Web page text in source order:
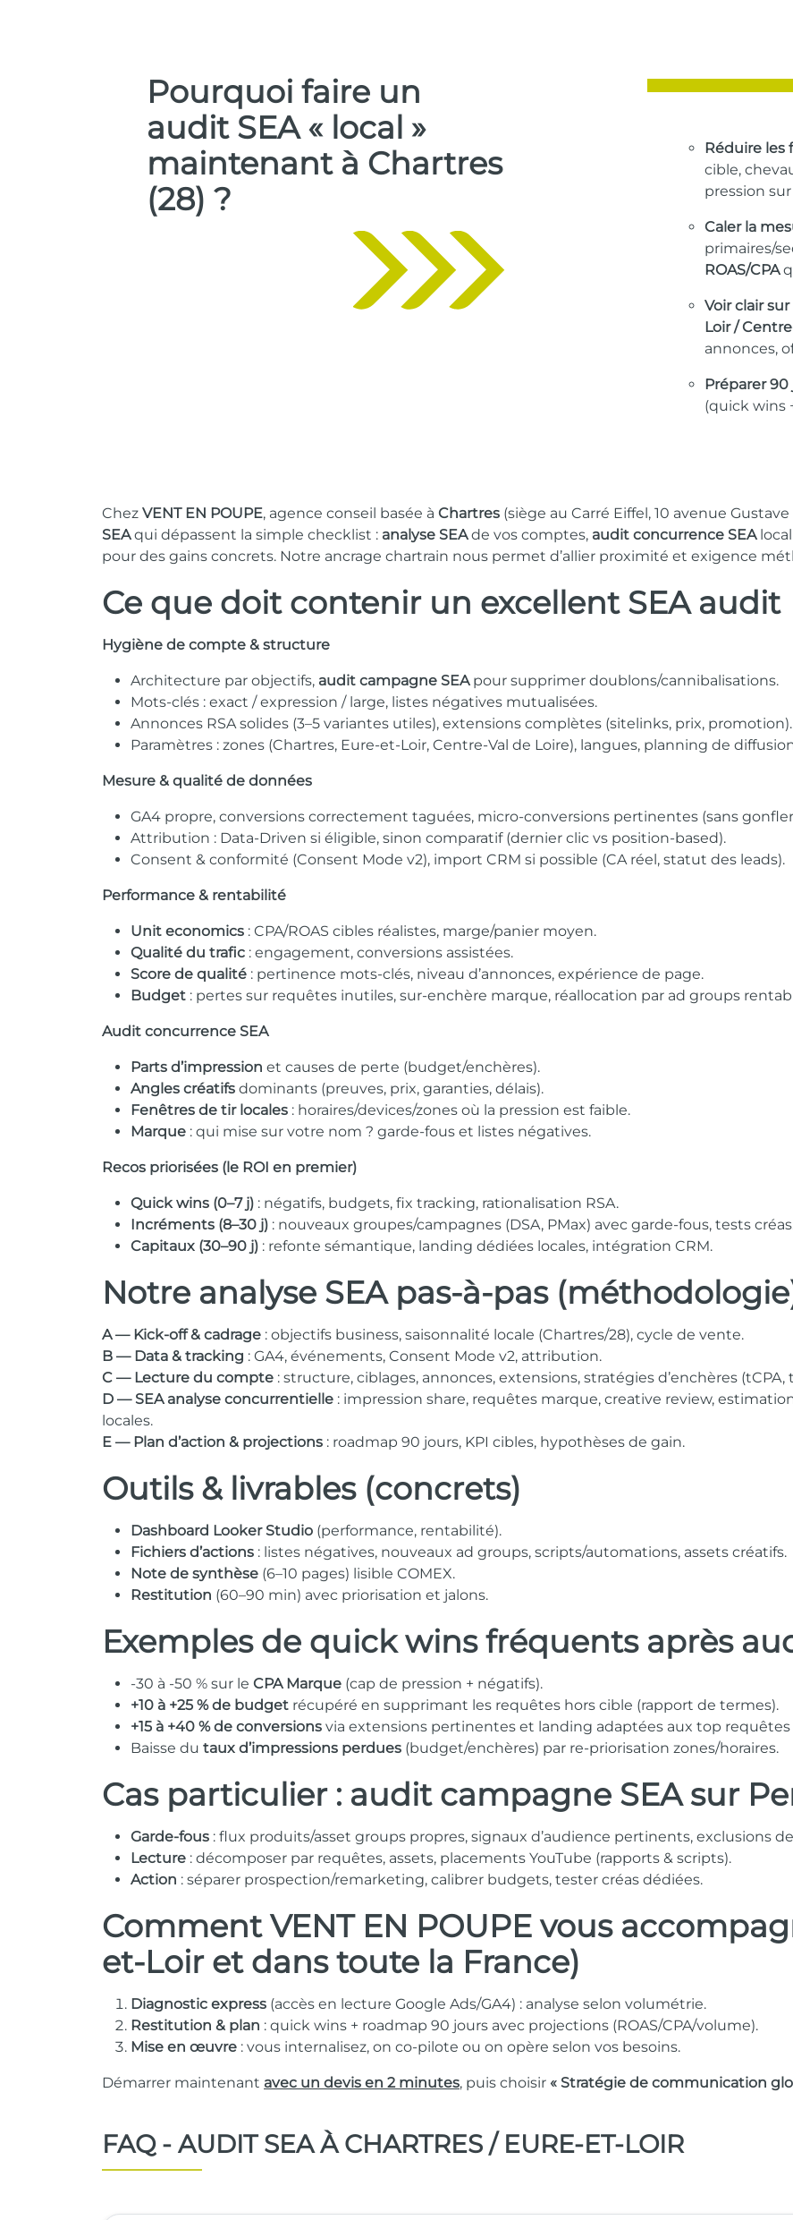
Pourquoi faire un
audit SEA « local »
maintenant à Chartres
(28) ?
Réduire les
cible,
pression
Caler la
primaires/
ROAS/CPA
Voir clair
Loir /
annonces,
Préparer
(quick wins
Chez VENT EN POUPE, agence conseil basée à Chartres (siège au Carré Eiffel, 10 avenue
SEAqui dépassent la simple checklist : analyse SEAde vos comptes, audit concurrence SEAlocal
pour des gains concrets. Notre ancrage chartrain nous permet d’allier proximité et exigence
Ce que doit contenir un excellent SEA audit
Hygiène de compte & structure
Architecture par objectifs, audit campagne SEApour supprimer doublons/cannibalisations.
Mots-clés : exact / expression / large, listes négatives mutualisées.
Annonces RSA solides (3–5 variantes utiles), extensions complètes (sitelinks, prix, promotion).
Paramètres : zones (Chartres, Eure-et-Loir, Centre-Val de Loire), langues, planning de
Mesure & qualité de données
GA4 propre, conversions correctement taguées, micro-conversions pertinentes (sans
Attribution : Data-Driven si éligible, sinon comparatif (dernier clic vs position-based).
Consent & conformité (Consent Mode v2), import CRM si possible (CA réel, statut des leads).
Performance & rentabilité
Unit economics : CPA/ROAS cibles réalistes, marge/panier moyen.
Qualité du trafic : engagement, conversions assistées.
Score de qualité : pertinence mots-clés, niveau d’annonces, expérience de page.
Budget : pertes sur requêtes inutiles, sur-enchère marque, réallocation par ad groups
Audit concurrence SEA
Parts d’impression et causes de perte (budget/enchères).
Angles créatifs dominants (preuves, prix, garanties, délais).
Fenêtres de tir locales : horaires/devices/zones où la pression est faible.
Marque : qui mise sur votre nom ? garde-fous et listes négatives.
Recos priorisées (le ROI en premier)
Quick wins (0–7 j) : négatifs, budgets, fix tracking, rationalisation RSA.
Incréments (8–30 j) : nouveaux groupes/campagnes (DSA, PMax) avec garde-fous, tests
Capitaux (30–90 j) : refonte sémantique, landing dédiées locales, intégration CRM.
Notre analyse SEApas-à-pas
A — Kick-off & cadrage : objectifs business, saisonnalité locale (Chartres/28), cycle de vente.
B — Data & tracking : GA4, événements, Consent Mode v2, attribution.
C — Lecture du compte : structure, ciblages, annonces, extensions, stratégies d’enchères (tCPA,
D — SEA analyse concurrentielle : impression share, requêtes marque, creative review,
locales.
E — Plan d’action & projections : roadmap 90 jours, KPI cibles, hypothèses de gain.
Outils & livrables (concrets)
Dashboard Looker Studio (performance, rentabilité).
Fichiers d’actions : listes négatives, nouveaux ad groups, scripts/automations, assets créatifs.
Note de synthèse (6–10 pages) lisible COMEX.
Restitution (60–90 min) avec priorisation et jalons.
Exemples de quick wins fréquents après
-30 à -50 % sur le CPA Marque (cap de pression + négatifs).
+10 à +25 % de budget récupéré en supprimant les requêtes hors cible (rapport de termes).
+15 à +40 % de conversions via extensions pertinentes et landing adaptées aux top requêtes
Baisse du taux d’impressions perdues (budget/enchères) par re-priorisation zones/horaires.
Cas particulier : audit campagne SEAsur
Garde-fous : flux produits/asset groups propres, signaux d’audience pertinents, exclusions
Lecture : décomposer par requêtes, assets, placements YouTube (rapports & scripts).
Action : séparer prospection/remarketing, calibrer budgets, tester créas dédiées.
Comment VENT EN POUPE vous
et-Loir et dans toute la France)
Diagnostic express (accès en lecture Google Ads/GA4) : analyse selon volumétrie.
Restitution & plan : quick wins + roadmap 90 jours avec projections (ROAS/CPA/volume).
Mise en œuvre : vous internalisez, on co-pilote ou on opère selon vos besoins.
Démarrer maintenant avec un devis en 2 minutes, puis choisir « Stratégie de communication
FAQ - AUDIT SEA À CHARTRES / EURE-ET-LOIR